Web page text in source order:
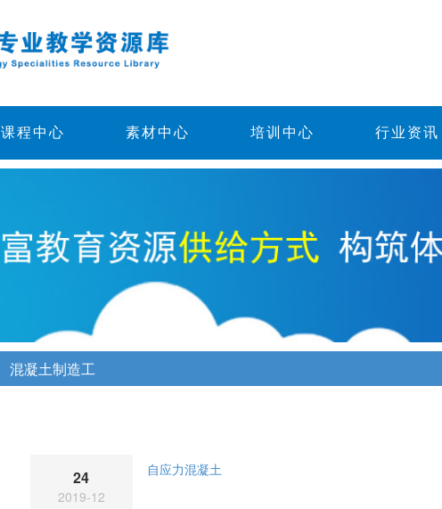
课程中心 素材中心 培训中心 行业资讯
混凝土制造工
24
2019-12
自应力混凝土